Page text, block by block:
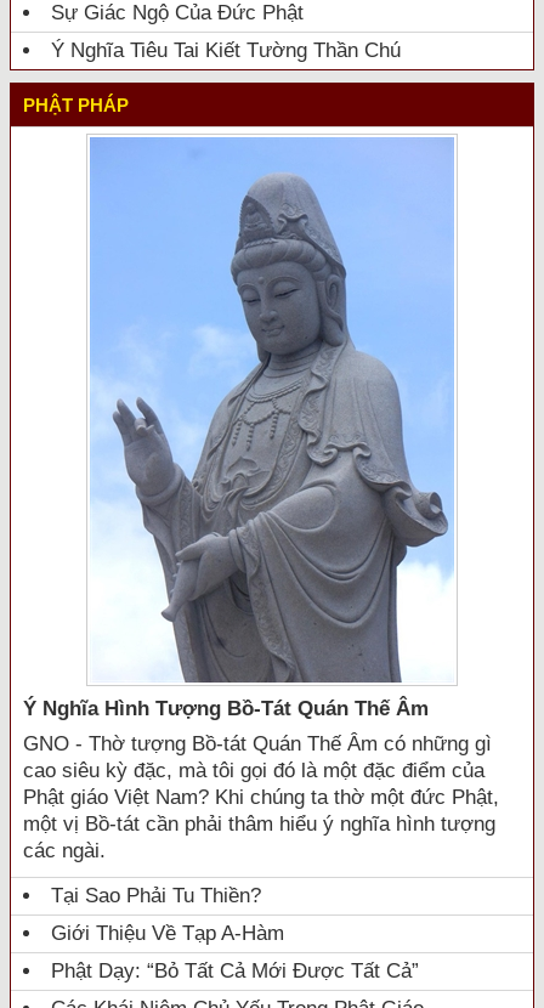
Sự Giác Ngộ Của Đức Phật
Ý Nghĩa Tiêu Tai Kiết Tường Thần Chú
PHẬT PHÁP
Ý Nghĩa Hình Tượng Bồ-Tát Quán Thế Âm
GNO - Thờ tượng Bồ-tát Quán Thế Âm có những gì
cao siêu kỳ đặc, mà tôi gọi đó là một đặc điểm của
Phật giáo Việt Nam? Khi chúng ta thờ một đức Phật,
một vị Bồ-tát cần phải thâm hiểu ý nghĩa hình tượng
các ngài.
Tại Sao Phải Tu Thiền?
Giới Thiệu Về Tạp A-Hàm
Phật Dạy: “Bỏ Tất Cả Mới Được Tất Cả”